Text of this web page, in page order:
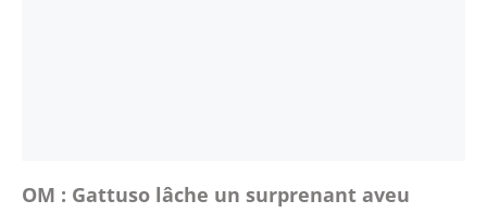
OM : Gattuso lâche un surprenant aveu